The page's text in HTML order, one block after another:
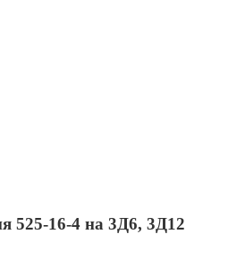
525-16-4 на 3Д6, 3Д12